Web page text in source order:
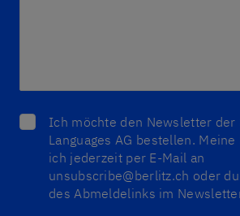
Ich möchte den Newsletter der
Languages AG bestellen.
ich jederzeit per E-Mail an
unsubscribe@berlitz.ch oder
des Abmeldelinks im